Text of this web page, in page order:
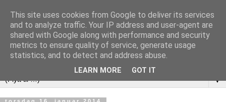
▼
This site uses cookies from Google to deliver its services
and to analyze traffic. Your IP address and user-agent are
shared with Google along with performance and security
metrics to ensure quality of service, generate usage
statistics, and to detect and address abuse.
LEARN MORE GOT IT